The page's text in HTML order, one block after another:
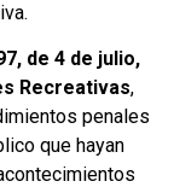
de 4 de julio,
Recreativas,
penales
que hayan